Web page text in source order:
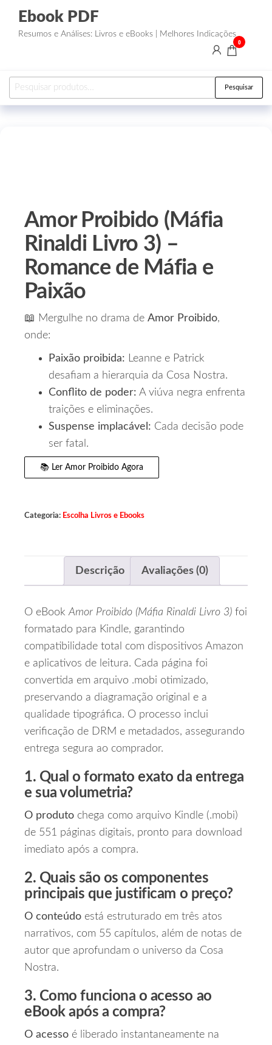
Ebook PDF
Resumos e Análises: Livros e eBooks | Melhores Indicações
0
Pesquisar
Amor Proibido (Máfia
Rinaldi Livro 3) –
Romance de Máfia e
Paixão
📖 Mergulhe no drama de Amor Proibido,
onde:
Paixão proibida: Leanne e Patrick
desafiam a hierarquia da Cosa Nostra.
Conflito de poder: A viúva negra enfrenta
traições e eliminações.
Suspense implacável: Cada decisão pode
ser fatal.
📚 Ler Amor Proibido Agora
Categoria: Escolha Livros e Ebooks
Descrição Avaliações (0)
O eBookAmor Proibido (Máfia Rinaldi Livro 3) foi
formatado para Kindle, garantindo
compatibilidade total com dispositivos Amazon
e aplicativos de leitura. Cada página foi
convertida em arquivo .mobi otimizado,
preservando a diagramação original e a
qualidade tipográfica. O processo inclui
verificação de DRM e metadados, assegurando
entrega segura ao comprador.
1. Qual o formato exato da entrega
e sua volumetria?
O produto chega como arquivo Kindle (.mobi)
de 551 páginas digitais, pronto para download
imediato após a compra.
2. Quais são os componentes
principais que justificam o preço?
O conteúdo está estruturado em três atos
narrativos, com 55 capítulos, além de notas de
autor que aprofundam o universo da Cosa
Nostra.
3. Como funciona o acesso ao
eBook após a compra?
O acesso é liberado instantaneamente na